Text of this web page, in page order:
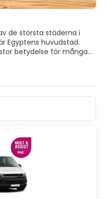
de största städerna i
Egyptens huvudstad.
betydelse för många
och europeiska, och
avtryck på Kairo, vilket
städerna i världen.
i Giza och
och landets mest kända
massa är
centrum av historiska
öster om centrum är det
och vattenfontäner. De
Citadellet, Mohamed
några historiska